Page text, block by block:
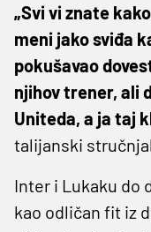
„Svi vi znate
meni jako sviđa
pokušavao
njihov trener, ali
Uniteda, a ja taj
talijanski
Inter i Lukaku do
kao odličan fit iz